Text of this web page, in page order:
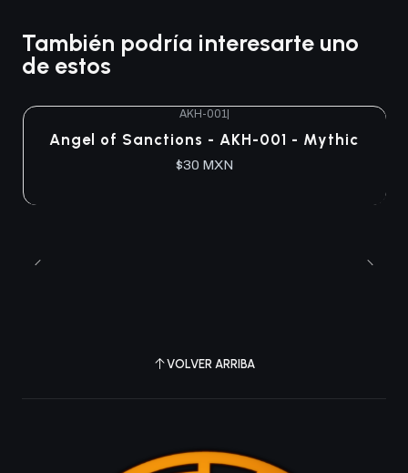
También podría interesarte uno
de estos
AKH-001|
Angel of Sanctions - AKH-001 - Mythic
$30 MXN
VOLVER ARRIBA